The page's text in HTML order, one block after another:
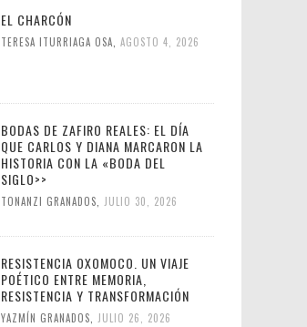
EL CHARCÓN
TERESA ITURRIAGA OSA AGOSTO 4, 2026
BODAS DE ZAFIRO REALES: EL DÍA
QUE CARLOS Y DIANA MARCARON LA
HISTORIA CON LA «BODA DEL
SIGLO>>
TONANZI GRANADOS JULIO 30, 2026
RESISTENCIA OXOMOCO. UN VIAJE
POÉTICO ENTRE MEMORIA,
RESISTENCIA Y TRANSFORMACIÓN
YAZMÍN GRANADOS JULIO 26, 2026